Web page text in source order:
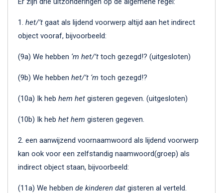
1. het/’t gaat als lijdend voorwerp altijd aan het indirect
object vooraf, bijvoorbeeld:
(9a) We hebben ‘m het/’t toch gezegd!? (uitgesloten)
(9b) We hebben het/’t ‘m toch gezegd!?
(10a) Ik heb hem het gisteren gegeven. (uitgesloten)
(10b) Ik heb het hem gisteren gegeven.
2. een aanwijzend voornaamwoord als lijdend voorwerp
kan ook voor een zelfstandig naamwoord(groep) als
indirect object staan, bijvoorbeeld:
(11a) We hebben de kinderen dat gisteren al verteld.